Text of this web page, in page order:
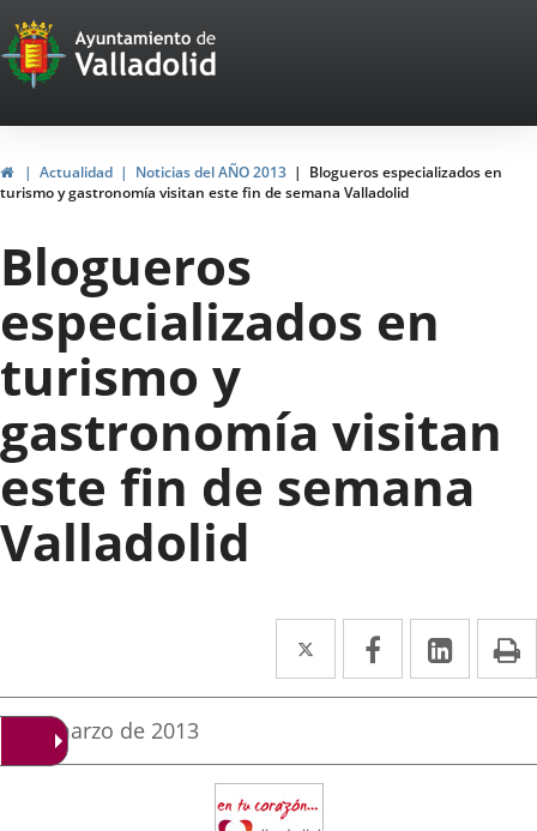
Portal
Web
del
Ayuntamiento
de
Valladolid
HomeActualidad Noticias del AÑO 2013
Blogueros especializados en
turismo y gastronomía visitan este fin de semana Valladolid
Blogueros
especializados en
turismo y
gastronomía visitan
este fin de semana
Valladolid
Twitter
Enlace
a
aplicación
externa.
Facebook
Enlace
a
aplicación
Enlace
a
Fecha
la
8 de marzo de 2013